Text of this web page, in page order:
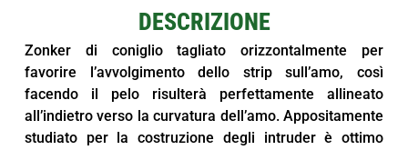
DESCRIZIONE
Zonker di coniglio tagliato orizzontalmente per
favorire l’avvolgimento dello strip sull’amo, così
facendo il pelo risulterà perfettamente allineato
all’indietro verso la curvatura dell’amo. Appositamente
studiato per la costruzione degli intruder è ottimo